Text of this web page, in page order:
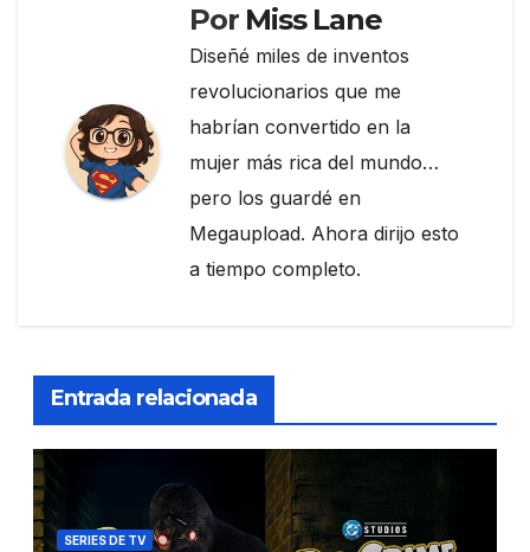
Por Miss Lane
Diseñé miles de inventos
revolucionarios que me
habrían convertido en la
mujer más rica del mundo…
pero los guardé en
Megaupload. Ahora dirijo esto
a tiempo completo.
Entrada relacionada
SERIES DE TV